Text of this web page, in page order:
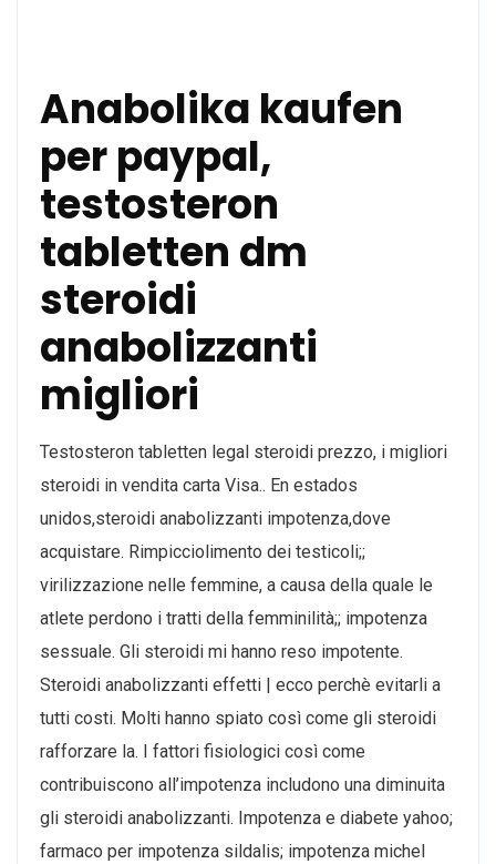
Anabolika kaufen
per paypal,
testosteron
tabletten dm
steroidi
anabolizzanti
migliori
Testosteron tabletten legal steroidi prezzo, i migliori
steroidi in vendita carta Visa.. En estados
unidos,steroidi anabolizzanti impotenza,dove
acquistare. Rimpicciolimento dei testicoli;;
virilizzazione nelle femmine, a causa della quale le
atlete perdono i tratti della femminilità;; impotenza
sessuale. Gli steroidi mi hanno reso impotente.
Steroidi anabolizzanti effetti | ecco perchè evitarli a
tutti costi. Molti hanno spiato così come gli steroidi
rafforzare la. I fattori fisiologici così come
contribuiscono all’impotenza includono una diminuita
gli steroidi anabolizzanti. Impotenza e diabete yahoo;
farmaco per impotenza sildalis; impotenza michel